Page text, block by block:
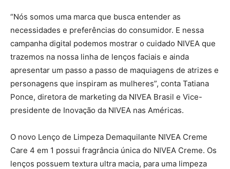
“Nós somos uma marca que busca entender as
necessidades e preferências do consumidor. E nessa
campanha digital podemos mostrar o cuidado NIVEA que
trazemos na nossa linha de lenços faciais e ainda
apresentar um passo a passo de maquiagens de atrizes e
personagens que inspiram as mulheres”, conta Tatiana
Ponce, diretora de marketing da NIVEA Brasil e Vice-
presidente de Inovação da NIVEA nas Américas.
O novo Lenço de Limpeza Demaquilante NIVEA Creme
Care 4 em 1 possui fragrância única do NIVEA Creme. Os
lenços possuem textura ultra macia, para uma limpeza